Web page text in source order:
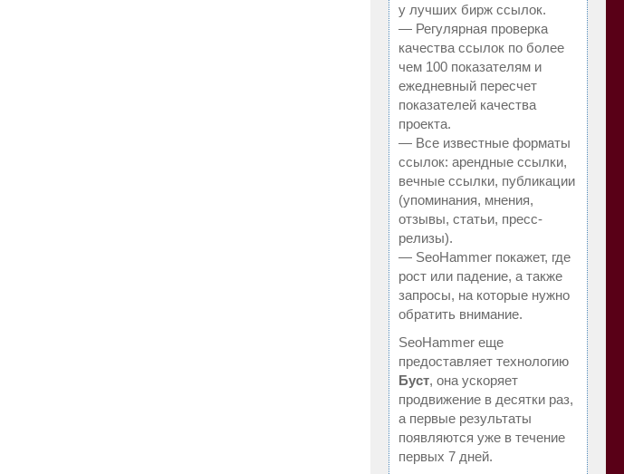
у лучших бирж ссылок.
— Регулярная проверка
качества ссылок по более
чем 100 показателям и
ежедневный пересчет
показателей качества
проекта.
— Все известные форматы
ссылок: арендные ссылки,
вечные ссылки, публикации
(упоминания, мнения,
отзывы, статьи, пресс-
релизы).
— SeoHammer покажет, где
рост или падение, а также
запросы, на которые нужно
обратить внимание.
SeoHammer еще
предоставляет технологию
Буст, она ускоряет
продвижение в десятки раз,
а первые результаты
появляются уже в течение
первых 7 дней.